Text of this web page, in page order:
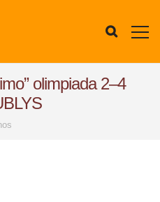
olimpiada 2–4